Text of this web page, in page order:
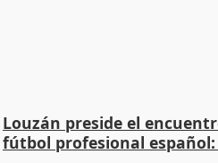
Louzán preside el
fútbol profesional